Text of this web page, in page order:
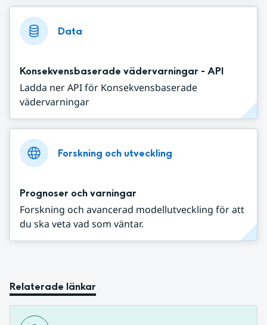
Data
Konsekvensbaserade vädervarningar - API
Ladda ner API för Konsekvensbaserade
vädervarningar
Forskning och utveckling
Prognoser och varningar
Forskning och avancerad modellutveckling för att
du ska veta vad som väntar.
Relaterade länkar